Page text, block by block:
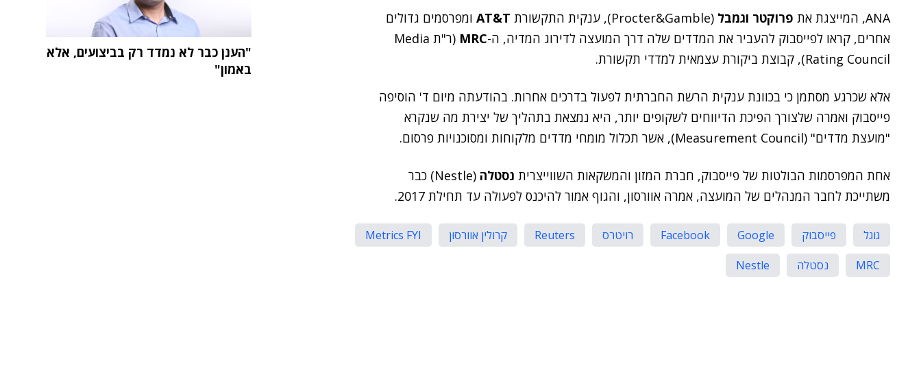
ANA, המייצגת את פרוקטר וגמבל (Procter&Gamble), ענקית התקשורת AT&T ומפרסמים גדולים
אחרים, קראו לפייסבוק להעביר את המדדים שלה דרך המועצה לדירוג המדיה, ה-MRC
(ר"ת Media
Rating Council), קבוצת ביקורת עצמאית למדדי תקשורת.
אלא שכרגע מסתמן כי בכוונת ענקית הרשת החברתית לפעול בדרכים אחרות. בהודעתה מיום ד' הוסיפה
פייסבוק ואמרה שלצורך הפיכת הדיווחים לשקופים יותר, היא נמצאת בתהליך של יצירת מה שנקרא
"מועצת מדדים" (Measurement Council), אשר תכלול מומחי מדדים מלקוחות ומסוכנויות פרסום.
אחת המפרסמות הבולטות של פייסבוק, חברת המזון והמשקאות השווייצרית נסטלה
(Nestle) כבר
משתייכת לחבר המנהלים של המועצה, אמרה אוורסון, והגוף אמור להיכנס לפעולה עד תחילת 2017.
גוגל פייסבוק Google
Facebook רויטרס Reuters קרולין אוורסון
Metrics FYI
MRC
נסטלה Nestle
"הענן כבר לא נמדד רק בביצועים, אלא
באמון"